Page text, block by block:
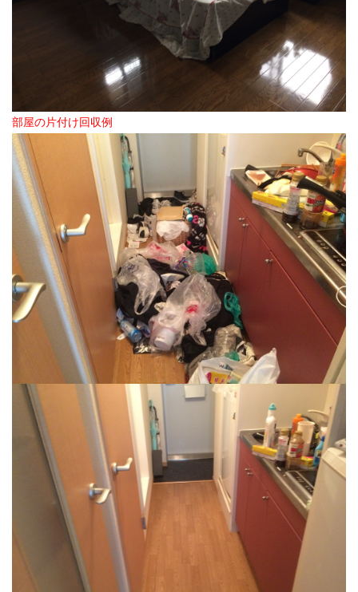
部屋の片付け回収例